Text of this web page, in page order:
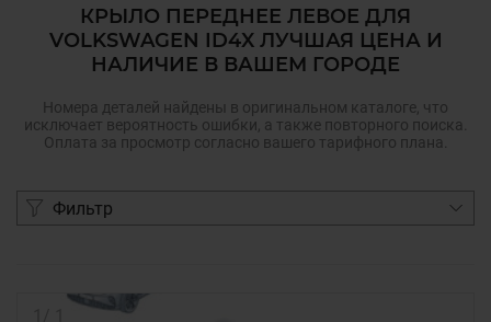
КРЫЛО ПЕРЕДНЕЕ ЛЕВОЕ ДЛЯ
VOLKSWAGEN ID4X ЛУЧШАЯ ЦЕНА И
НАЛИЧИЕ В ВАШЕМ ГОРОДЕ
Номера деталей найдены в оригинальном каталоге, что
исключает вероятность ошибки, а также повторного поиска.
Оплата за просмотр согласно вашего тарифного плана.
Фильтр